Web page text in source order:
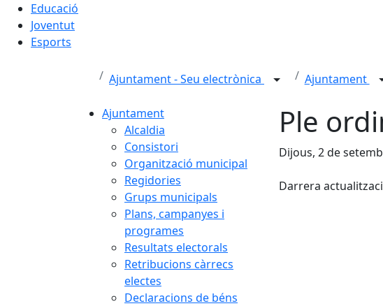
Educació
Joventut
Esports
Ajuntament - Seu electrònica Ajuntament
Ajuntament
Alcaldia
Consistori
Organització municipal
Regidories
Grups municipals
Plans, campanyes i
programes
Resultats electorals
Retribucions càrrecs
electes
Declaracions de béns
Ple
Dijous, 2 de
Darrera